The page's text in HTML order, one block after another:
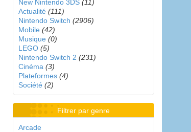
New Nintendo 3DS (11)
Actualité (111)
Nintendo Switch (2906)
Mobile (42)
Musique (0)
LEGO (5)
Nintendo Switch 2 (231)
Cinéma (3)
Plateformes (4)
Société (2)
Filtrer par genre
Arcade